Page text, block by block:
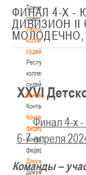
Тренерский
совет
Республиканская
коллегия
судей
Республиканская
коллегия
судей
Контакты
Контакты
Контакты
федерации
Контакты
федерации
Документы
Документы
ФИНАЛ 4-Х -
ДИВИЗИОН II
МОЛОДЕЧНО,
XXVI
Финал 4-х -
6-7 апреля
Команды –